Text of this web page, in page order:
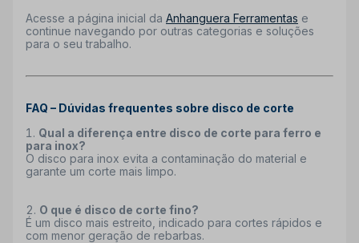
Acesse a página inicial da Anhanguera Ferramentas e
continue navegando por outras categorias e soluções
para o seu trabalho.
FAQ – Dúvidas frequentes sobre disco de corte
Qual a diferença entre disco de corte para ferro e
para inox?
O disco para inox evita a contaminação do material e
garante um corte mais limpo.
O que é disco de corte fino?
É um disco mais estreito, indicado para cortes rápidos e
com menor geração de rebarbas.